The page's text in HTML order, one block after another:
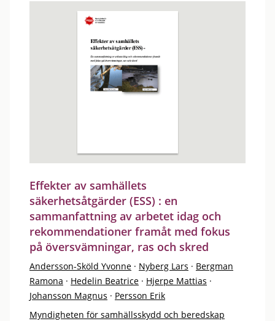
Effekter av samhällets
säkerhetsåtgärder (ESS) : en
sammanfattning av arbetet idag och
rekommendationer framåt med fokus
på översvämningar, ras och skred
Andersson-Sköld Yvonne · Nyberg Lars · Bergman
Ramona · Hedelin Beatrice · Hjerpe Mattias ·
Johansson Magnus · Persson Erik
Myndigheten för samhällsskydd och beredskap